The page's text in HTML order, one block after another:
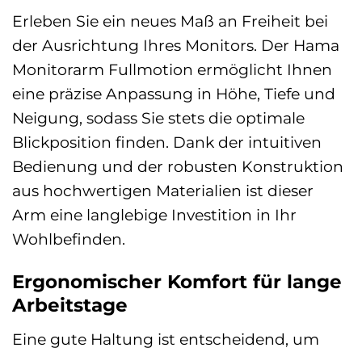
Erleben Sie ein neues Maß an Freiheit bei
der Ausrichtung Ihres Monitors. Der Hama
Monitorarm Fullmotion ermöglicht Ihnen
eine präzise Anpassung in Höhe, Tiefe und
Neigung, sodass Sie stets die optimale
Blickposition finden. Dank der intuitiven
Bedienung und der robusten Konstruktion
aus hochwertigen Materialien ist dieser
Arm eine langlebige Investition in Ihr
Wohlbefinden.
Ergonomischer Komfort für lange
Arbeitstage
Eine gute Haltung ist entscheidend, um